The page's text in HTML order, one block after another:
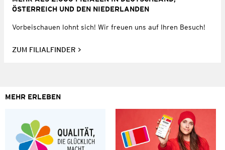
ÖSTERREICH UND DEN NIEDERLANDEN
Vorbeischauen lohnt sich! Wir freuen uns auf Ihren Besuch!
ZUM FILIALFINDER
MEHR ERLEBEN